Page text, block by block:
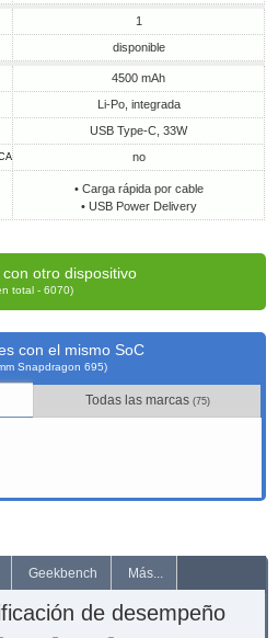
1
disponible
4500 mAh
Li-Po, integrada
USB Type-C, 33W
no
• Carga rápida por cable
• USB Power Delivery
otro dispositivo
total - 6070)
con el mismo SoC
Snapdragon 695)
Todas las marcas (75)
Geekbench Más...
de desempeño